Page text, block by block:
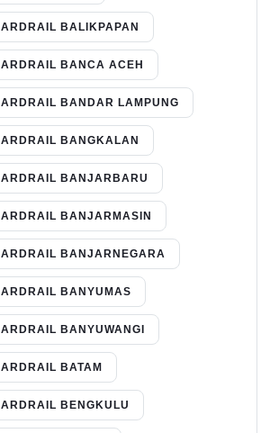
BALIKPAPAN
BANCA ACEH
BANDAR LAMPUNG
BANGKALAN
BANJARBARU
BANJARMASIN
BANJARNEGARA
BANYUMAS
BANYUWANGI
BATAM
BENGKULU